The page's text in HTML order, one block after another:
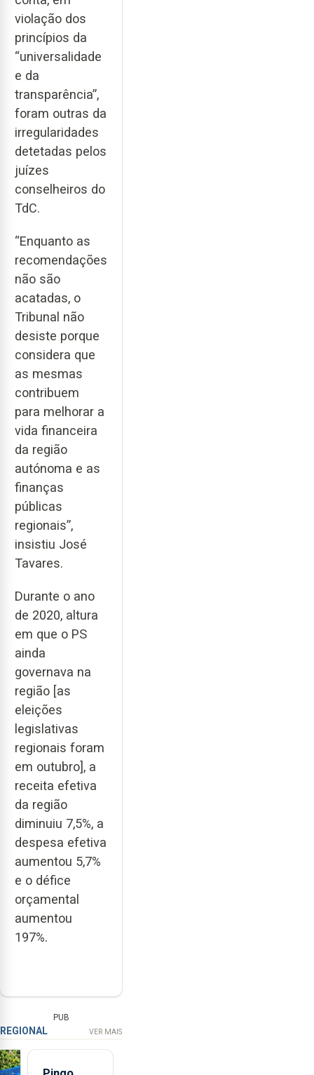
violação dos
princípios da
“universalidade
e da
transparência”,
foram outras da
irregularidades
detetadas pelos
juízes
conselheiros do
TdC.
“Enquanto as
recomendações
não são
acatadas, o
Tribunal não
desiste porque
considera que
as mesmas
contribuem
para melhorar a
vida financeira
da região
autónoma e as
finanças
públicas
regionais”,
insistiu José
Tavares.
Durante o ano
de 2020, altura
em que o PS
ainda
governava na
região [as
eleições
legislativas
regionais foram
em outubro], a
receita efetiva
da região
diminuiu 7,5%, a
despesa efetiva
aumentou 5,7%
e o défice
orçamental
aumentou
197%.
PUB
REGIONAL VER MAIS